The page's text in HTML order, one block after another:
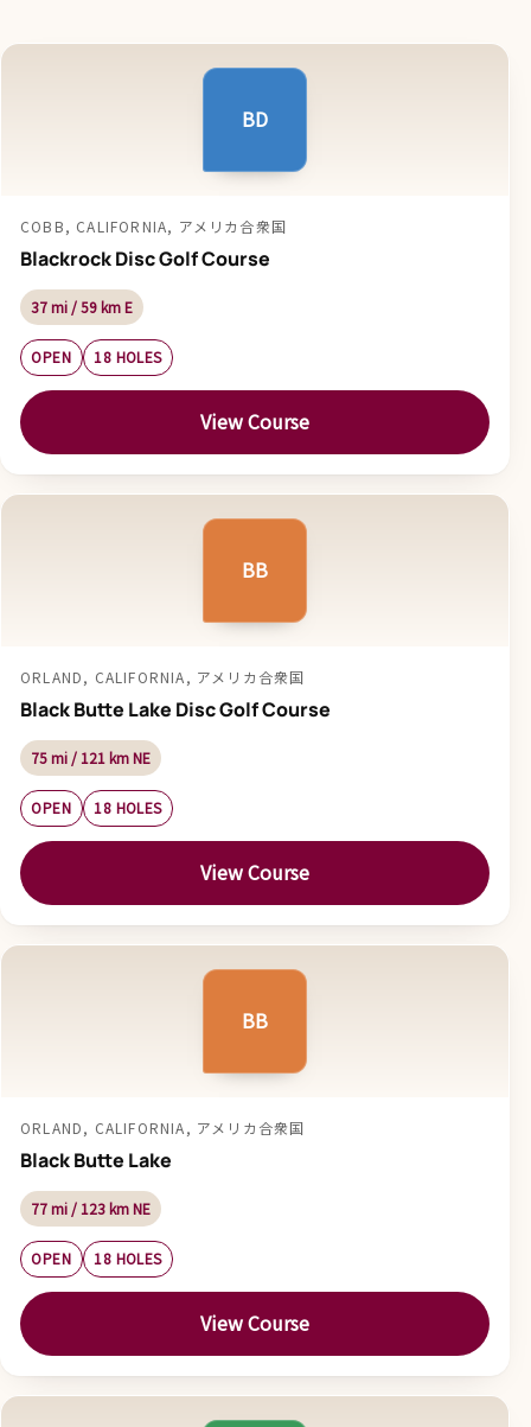
BD
COBB, CALIFORNIA, アメリカ合衆国
Blackrock Disc Golf Course
37 mi / 59 km E
OPEN 18 HOLES
View Course
BB
ORLAND, CALIFORNIA, アメリカ合衆国
Black Butte Lake Disc Golf Course
75 mi / 121 km NE
OPEN 18 HOLES
View Course
BB
ORLAND, CALIFORNIA, アメリカ合衆国
Black Butte Lake
77 mi / 123 km NE
OPEN 18 HOLES
View Course